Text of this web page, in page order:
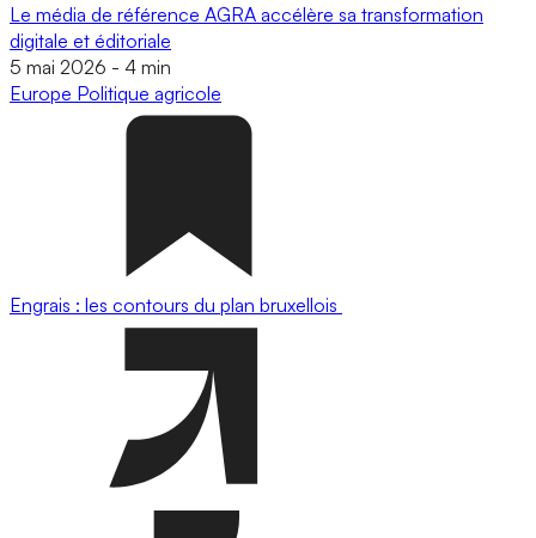
Le média de référence AGRA accélère sa transformation
digitale et éditoriale
5 mai 2026 - 4 min
Europe Politique agricole
Engrais : les contours du plan bruxellois